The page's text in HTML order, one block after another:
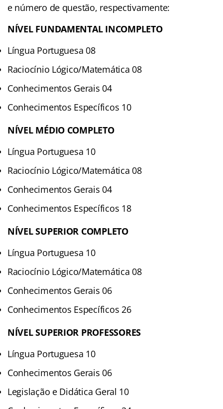
e número de questão, respectivamente:
NÍVEL FUNDAMENTAL INCOMPLETO
Língua Portuguesa 08
Raciocínio Lógico/Matemática 08
Conhecimentos Gerais 04
Conhecimentos Específicos 10
NÍVEL MÉDIO COMPLETO
Língua Portuguesa 10
Raciocínio Lógico/Matemática 08
Conhecimentos Gerais 04
Conhecimentos Específicos 18
NÍVEL SUPERIOR COMPLETO
Língua Portuguesa 10
Raciocínio Lógico/Matemática 08
Conhecimentos Gerais 06
Conhecimentos Específicos 26
NÍVEL SUPERIOR PROFESSORES
Língua Portuguesa 10
Conhecimentos Gerais 06
Legislação e Didática Geral 10